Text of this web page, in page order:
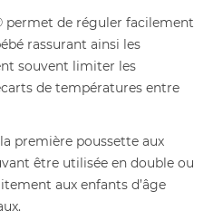
permet de réguler facilement
rassurant ainsi les
souvent limiter les
de températures entre
première poussette aux
être utilisée en double ou
aux enfants d’âge